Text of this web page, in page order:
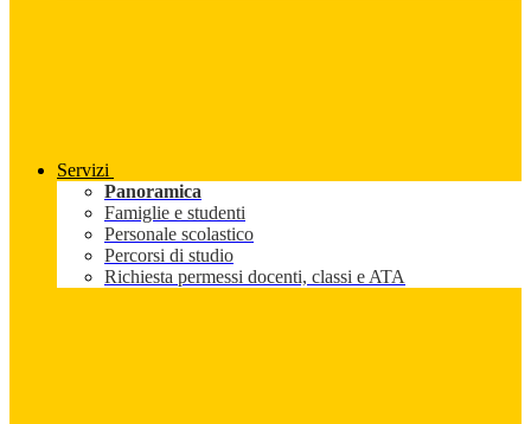
Servizi
Panoramica
Famiglie e studenti
Personale scolastico
Percorsi di studio
Richiesta permessi docenti, classi e ATA